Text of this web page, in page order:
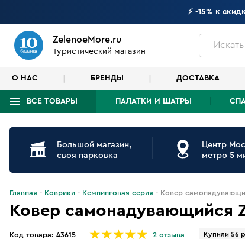
⚡ -15% к
ZelenoeMore.ru
Туристический магазин
Искать
О НАС БРЕНДЫ ДОСТАВКА
ВСЕ ТОВАРЫ ПАЛАТКИ И ШАТРЫ
Что будем искать?
Большой магазин,
своя парковка
Центр
метро 5
Главная Коврики Кемпинговая серия Ковер
Ковер самонадувающийся
Код товара: 43615 2 отзыва Купили 56